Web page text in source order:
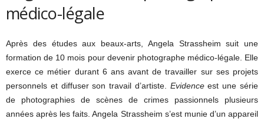
médico-légale
Après des études aux beaux-arts, Angela Strassheim suit une
formation de 10 mois pour devenir photographe médico-légale. Elle
exerce ce métier durant 6 ans avant de travailler sur ses projets
personnels et diffuser son travail d’artiste. Evidenceest une série
de photographies de scènes de crimes passionnels plusieurs
années après les faits. Angela Strassheim s’est munie d’un appareil